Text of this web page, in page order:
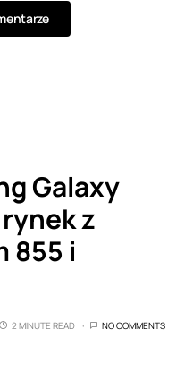
Galaxy
z
855 i
2 MINUTE READ NO COMMENTS